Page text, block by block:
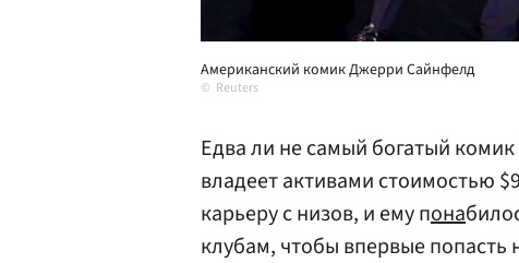
Американский комик Джерри Сайнфелд
Reuters
Едва ли не самый богатый
владеет активами стоимостью
карьеру с низов, и ему пона
клубам, чтобы впервые